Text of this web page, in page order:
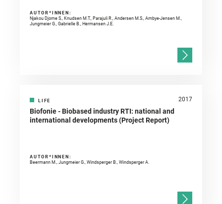
AUTOR*INNEN:
Njakou Djome S., Knudsen M.T., Parajuli R., Andersen M.S., Ambye-Jensen M.,
Jungmeier G., Gabrielle B., Hermansen J.E.
LIFE 2017
Biofonie - Biobased industry RTI: national and
international developments (Project Report)
AUTOR*INNEN:
Beermann M., Jungmeier G., Windsperger B., Windsperger A.